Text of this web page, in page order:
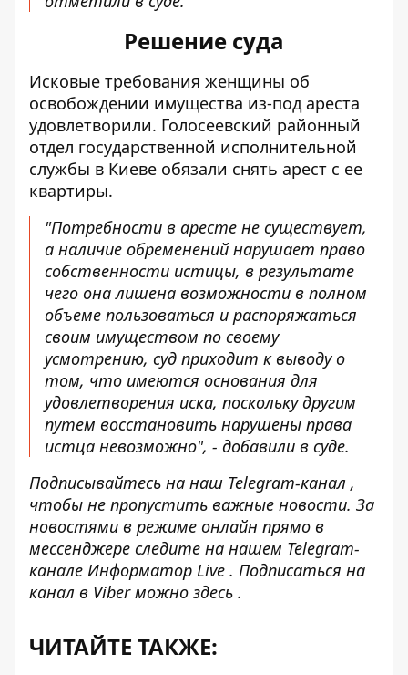
Решение суда
Исковые требования женщины об
освобождении имущества из-под ареста
удовлетворили. Голосеевский районный
отдел государственной исполнительной
службы в Киеве обязали снять арест с ее
квартиры.
"Потребности в аресте не существует,
а наличие обременений нарушает право
собственности истицы, в результате
чего она лишена возможности в полном
объеме пользоваться и распоряжаться
своим имуществом по своему
усмотрению, суд приходит к выводу о
том, что имеются основания для
удовлетворения иска, поскольку другим
путем восстановить нарушены права
истца невозможно", - добавили в суде.
Подписывайтесь на наш Telegram-канал ,
чтобы не пропустить важные новости. За
новостями в режиме онлайн прямо в
мессенджере следите на нашем Telegram-
канале Информатор Live . Подписаться на
канал в Viber можно здесь .
ЧИТАЙТЕ ТАКЖЕ: